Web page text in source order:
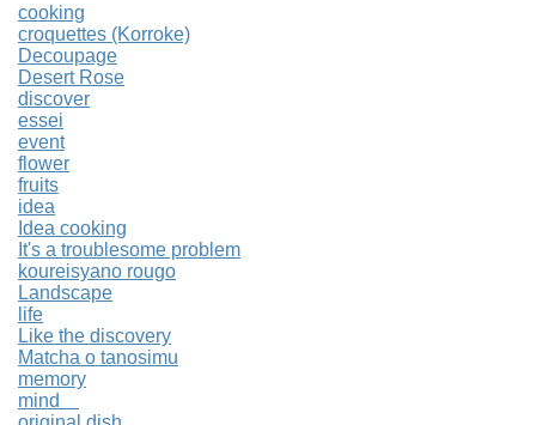
cooking
croquettes (Korroke)
Decoupage
Desert Rose
discover
essei
event
flower
fruits
idea
Idea cooking
It's a troublesome problem
koureisyano rougo
Landscape
life
Like the discovery
Matcha o tanosimu
memory
mind